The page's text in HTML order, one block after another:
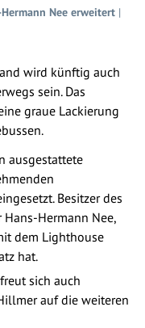
Nee erweitert |
wird künftig auch
sein. Das
graue Lackierung
ausgestattete
Besitzer des
Hermann Nee,
dem Lighthouse
hat.
sich auch
auf die weiteren